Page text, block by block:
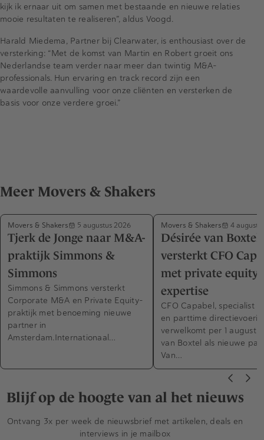
kijk ik ernaar uit om samen met bestaande en nieuwe relaties
mooie resultaten te realiseren”, aldus Voogd.
Harald Miedema, Partner bij Clearwater, is enthousiast over de
versterking: “Met de komst van Martin en Robert groeit ons
Nederlandse team verder naar meer dan twintig M&A-
professionals. Hun ervaring en track record zijn een
waardevolle aanvulling voor onze cliënten en versterken de
basis voor onze verdere groei.”
Meer Movers & Shakers
Movers & Shakers 5 augustus 2026
Tjerk de Jonge naar M&A-
praktijk Simmons &
Simmons
Simmons & Simmons versterkt
Corporate M&A en Private Equity-
praktijk met benoeming nieuwe
partner in
Amsterdam.Internationaal…
Movers & Shakers 4
Désirée van Boxtel
versterkt CFO
met private equity-
expertise
CFO Capabel, specialist
en parttime
verwelkomt per 1
van Boxtel als nieuwe
Van…
Blijf op de hoogte van al het nieuws
Ontvang 3x per week de nieuwsbrief met artikelen, deals en
interviews in je mailbox